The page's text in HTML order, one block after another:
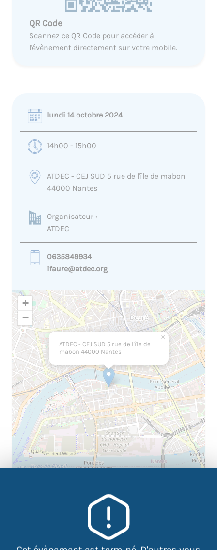
QR Code
Scannez ce QR Code pour accéder à
l'évènement directement sur votre mobile.
lundi 14 octobre 2024
14h00 - 15h00
ATDEC - CEJ SUD 5 rue de l'île de mabon
44000 Nantes
Organisateur :
ATDEC
0635849934
ifaure@atdec.org
ATDEC - CEJ SUD 5 rue de l'île de
mabon 44000 Nantes
×
+
−
« stage d’initiation au journalisme, viens
participer à un média dédié à la haine en